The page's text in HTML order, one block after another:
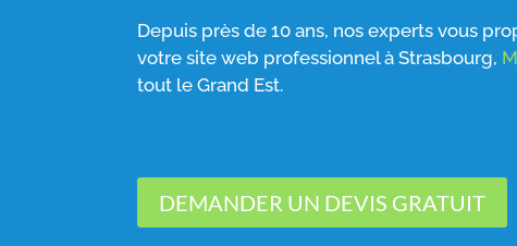
Depuis près de 10 ans, nos experts vous
votre site web professionnel à Strasbourg,
tout le Grand Est.
DEMANDER UN DEVIS GRATUIT